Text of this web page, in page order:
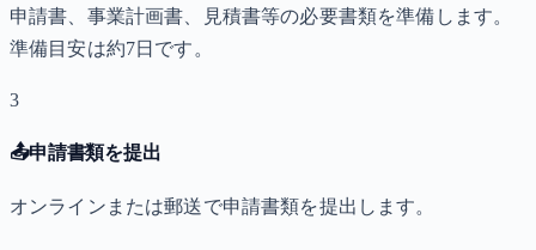
申請書、事業計画書、見積書等の必要書類を準備します。
準備目安は約7日です。
3
📤申請書類を提出
オンラインまたは郵送で申請書類を提出します。